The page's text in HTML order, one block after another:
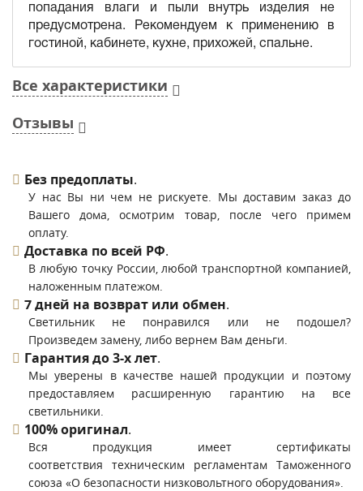
попадания влаги и пыли внутрь изделия не
предусмотрена. Рекомендуем к применению в
гостиной, кабинете, кухне, прихожей, спальне.
Все характеристики
Отзывы
Без предоплаты.
У нас Вы ни чем не рискуете. Мы доставим заказ до
Вашего дома, осмотрим товар, после чего примем
оплату.
Доставка по всей РФ.
В любую точку России, любой транспортной компанией,
наложенным платежом.
7 дней на возврат или обмен.
Светильник не понравился или не подошел?
Произведем замену, либо вернем Вам деньги.
Гарантия до 3-х лет.
Мы уверены в качестве нашей продукции и поэтому
предоставляем расширенную гарантию на все
светильники.
100% оригинал.
Вся продукция имеет сертификаты
соответствия техническим регламентам Таможенного
союза «О безопасности низковольтного оборудования».